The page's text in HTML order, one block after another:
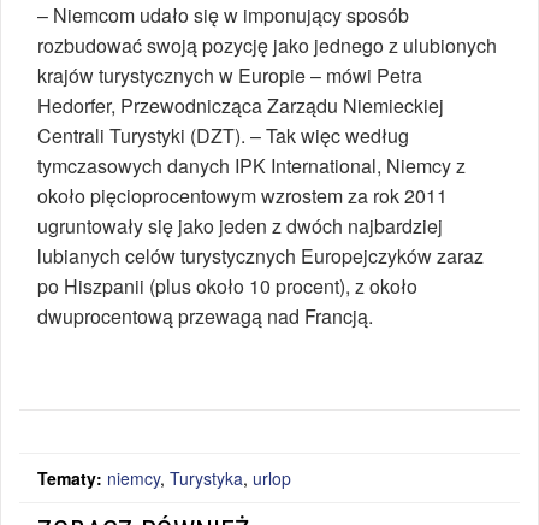
– Niemcom udało się w imponujący sposób
rozbudować swoją pozycję jako jednego z ulubionych
krajów turystycznych w Europie – mówi Petra
Hedorfer, Przewodnicząca Zarządu Niemieckiej
Centrali Turystyki (DZT). – Tak więc według
tymczasowych danych IPK International, Niemcy z
około pięcioprocentowym wzrostem za rok 2011
ugruntowały się jako jeden z dwóch najbardziej
lubianych celów turystycznych Europejczyków zaraz
po Hiszpanii (plus około 10 procent), z około
dwuprocentową przewagą nad Francją.
Tematy: niemcy, Turystyka, urlop